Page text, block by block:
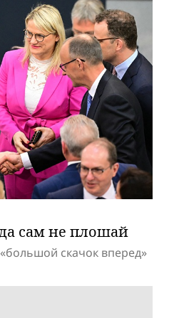
сам не плошай
скачок вперед»